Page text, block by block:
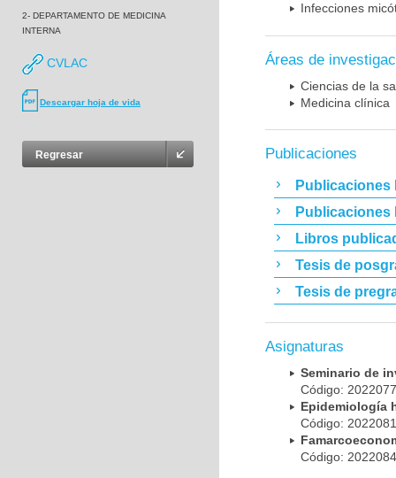
2- DEPARTAMENTO DE MEDICINA
INTERNA
CVLAC
Descargar hoja de vida
Regresar
Infecciones
Áreas de
Ciencias de la
Medicina clínica
Publicaciones
Publicaciones
Publicaciones
Libros
Tesis de
Tesis de
Asignaturas
Seminario de
Código:
Epidemiología
Código:
Código: